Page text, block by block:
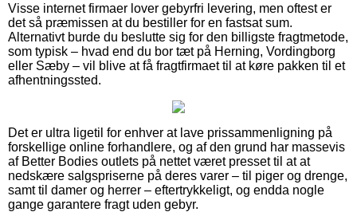
Visse internet firmaer lover gebyrfri levering, men oftest er
det så præmissen at du bestiller for en fastsat sum.
Alternativt burde du beslutte sig for den billigste fragtmetode,
som typisk – hvad end du bor tæt på Herning, Vordingborg
eller Sæby – vil blive at få fragtfirmaet til at køre pakken til et
afhentningssted.
Det er ultra ligetil for enhver at lave prissammenligning på
forskellige online forhandlere, og af den grund har massevis
af Better Bodies outlets på nettet været presset til at at
nedskære salgspriserne på deres varer – til piger og drenge,
samt til damer og herrer – eftertrykkeligt, og endda nogle
gange garantere fragt uden gebyr.